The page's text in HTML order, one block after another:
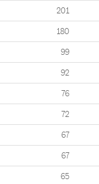
201
180
99
92
76
72
67
67
65